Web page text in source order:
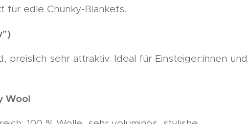
für edle Chunky-Blankets.
preislich sehr attraktiv. Ideal für Einsteiger:innen und
Wool